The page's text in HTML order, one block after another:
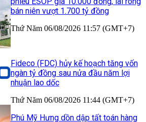
bán niên vượt 1.700 tỷ đồng
Thứ Năm 06/08/2026 11:57 (GMT+7)
Fideco (FDC) hủy kế hoạch tăng vốn
ngàn tỷ đồng sau nửa đầu năm lợi
nhuận lao dốc
Thứ Năm 06/08/2026 11:44 (GMT+7)
Phú Mỹ Hưng dồn dập tất toán hàng